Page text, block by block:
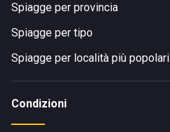
Spiagge per provincia
Spiagge per tipo
Spiagge per località più popolari
Condizioni